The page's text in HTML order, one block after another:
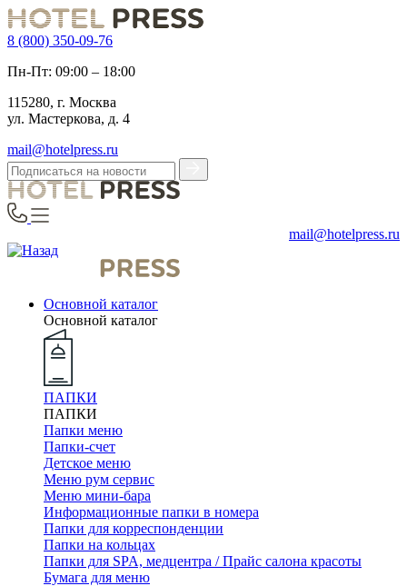
8 (800) 350-09-76
Пн-Пт: 09:00 – 18:00
115280, г. Москва
ул. Мастеркова, д. 4
mail@hotelpress.ru
mail@hotelpress.ru
Основной каталог
Основной каталог
ПАПКИ
ПАПКИ
Папки меню
Папки-счет
Детское меню
Меню рум сервис
Меню мини-бара
Информационные папки в номера
Папки для корреспонденции
Папки на кольцах
Папки для SPA, медцентра / Прайс салона красоты
Бумага для меню